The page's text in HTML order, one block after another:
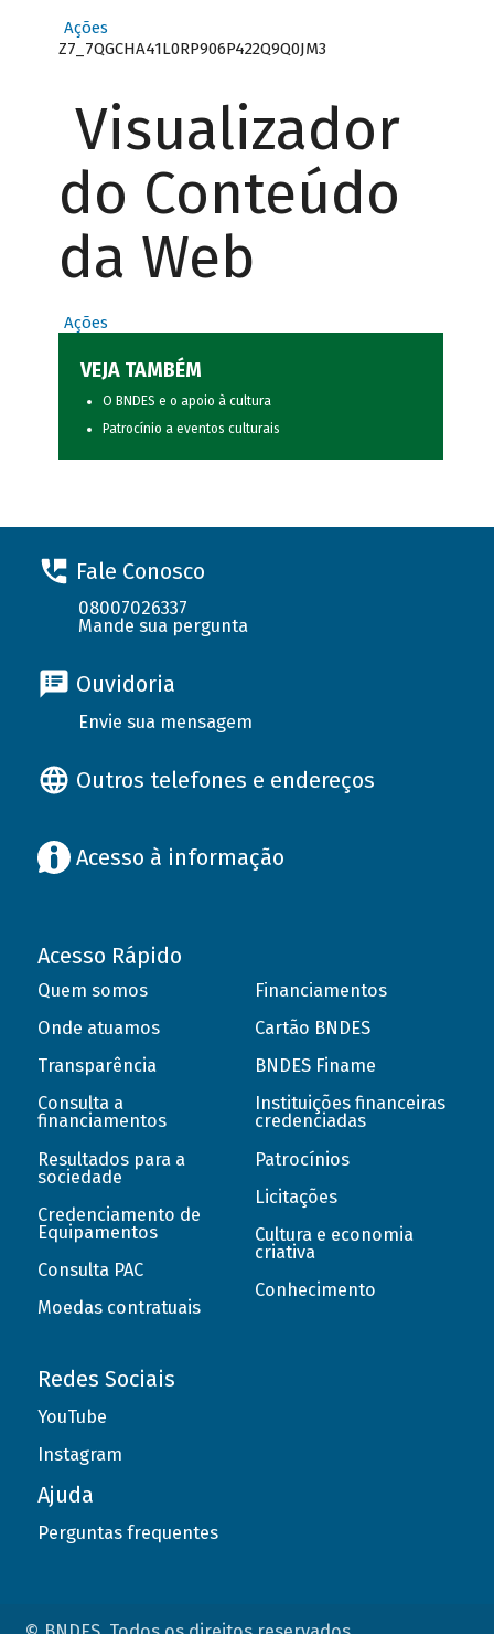
Ações
Z7_7QGCHA41L0RP906P422Q9Q0JM3
Visualizador
do Conteúdo
da Web
Ações
VEJA TAMBÉM
O BNDES e o apoio à cultura
Patrocínio a eventos culturais
Fale Conosco
08007026337
Mande sua pergunta
Ouvidoria
Envie sua mensagem
Outros telefones e endereços
Acesso à informação
Acesso Rápido
Quem somos
Onde atuamos
Transparência
Consulta a
financiamentos
Resultados para a
sociedade
Credenciamento de
Equipamentos
Consulta PAC
Moedas contratuais
Financiamentos
Cartão BNDES
BNDES Finame
Instituições financeiras
credenciadas
Patrocínios
Licitações
Cultura e economia
criativa
Conhecimento
Redes Sociais
YouTube
Instagram
Ajuda
Perguntas frequentes